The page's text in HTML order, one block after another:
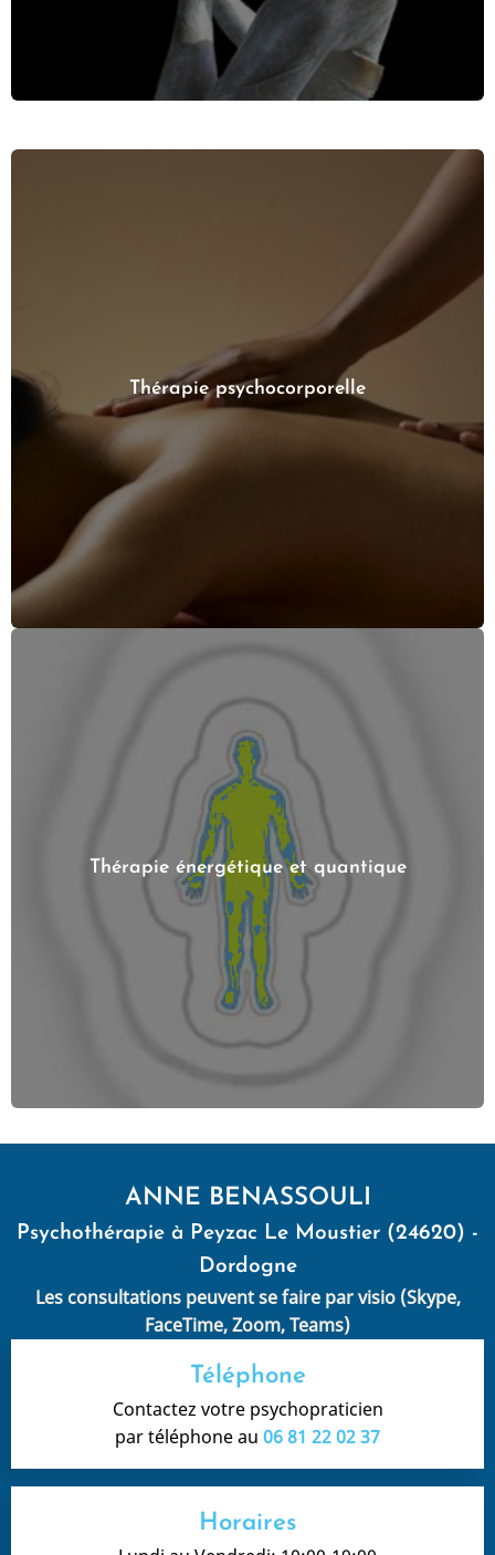
Thérapie psychocorporelle
Thérapie énergétique et quantique
ANNE BENASSOULI
Psychothérapie à Peyzac Le Moustier (24620) -
Dordogne
Les consultations peuvent se faire par visio (Skype,
FaceTime, Zoom, Teams)
Téléphone
Contactez votre psychopraticien
par téléphone au 06 81 22 02 37
Horaires